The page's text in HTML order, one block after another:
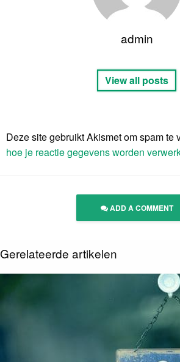
admin
View all posts
Deze site gebruikt Akismet om spam te
hoe je reactie gegevens worden
ADD A COMMENT
Gerelateerde artikelen